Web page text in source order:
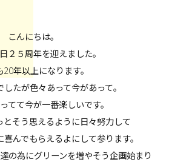
こんにちは。
２５周年を迎えました。
20年以上になります。
たが色々あって今があって。
てて今が一番楽しいです。
とそう思えるように日々努力して
んでもらえるよにして参ります。
の為にグリーンを増やそう企画始まり